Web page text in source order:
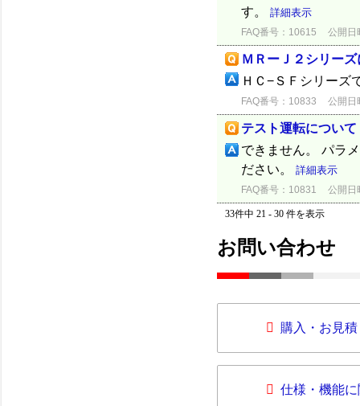
す。 詳細表示
FAQ番号：10615 公開日
ＭＲーＪ２シリー
ＨＣ−ＳＦシリーズ
FAQ番号：10833 公開日
テスト運転について
できません。 パラ
ださい。 詳細表示
FAQ番号：10831 公開日
33件中 21 - 30 件を表示
お問い合わせ
購入・お見
仕様・機能